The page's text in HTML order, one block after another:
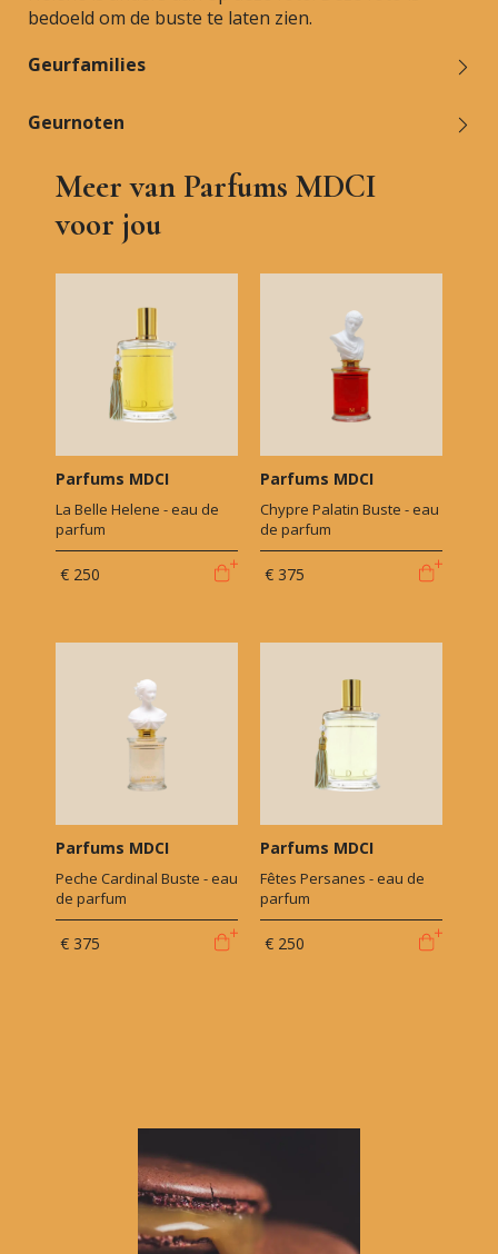
bedoeld om de buste te laten zien.
Geurfamilies
Geurnoten
Meer van Parfums MDCI
voor jou
Parfums MDCI
La Belle Helene - eau de
parfum
€ 250
Parfums MDCI
Chypre Palatin Buste - eau
de parfum
€ 375
Parfums MDCI
Peche Cardinal Buste - eau
de parfum
€ 375
Parfums MDCI
Fêtes Persanes - eau de
parfum
€ 250